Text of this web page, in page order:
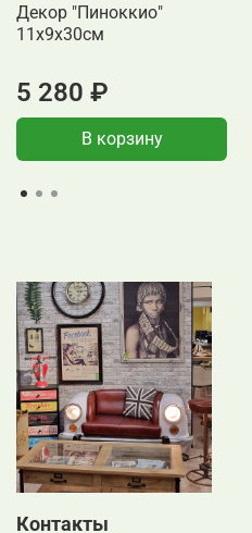
Декор "Пиноккио"
11х9х30см
5 280 ₽
В корзину
Контакты